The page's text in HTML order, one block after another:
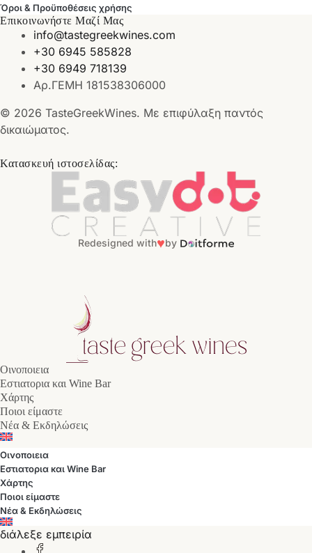
Όροι & Προϋποθέσεις χρήσης
Επικοινωνήστε Μαζί Μας
info@tastegreekwines.com
+30 6945 585828
+30 6949 718139
Αρ.ΓΕΜΗ 181538306000
© 2026 TasteGreekWines. Με επιφύλαξη παντός
δικαιώματος.
Κατασκευή ιστοσελίδας:
Redesigned with♥by
Οινοποιεια
Εστιατορια και Wine Bar
Χάρτης
Ποιοι είμαστε
Νέα & Εκδηλώσεις
Οινοποιεια
Εστιατορια και Wine Bar
Χάρτης
Ποιοι είμαστε
Νέα & Εκδηλώσεις
διάλεξε εμπειρία